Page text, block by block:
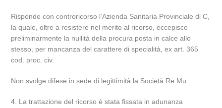
Risponde con controricorso l’Azienda Sanitaria Provinciale di C,
la quale, oltre a resistere nel merito al ricorso, eccepisce
preliminarmente la nullità della procura posta in calce allo
stesso, per mancanza del carattere di specialità, ex art. 365
cod. proc. civ.
Non svolge difese in sede di legittimità la Società Re.Mu..
4. La trattazione del ricorso è stata fissata in adunanza